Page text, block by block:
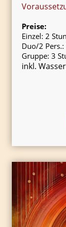
Preise:
Einzel: 2
Duo/2
Gruppe: 3
inkl.